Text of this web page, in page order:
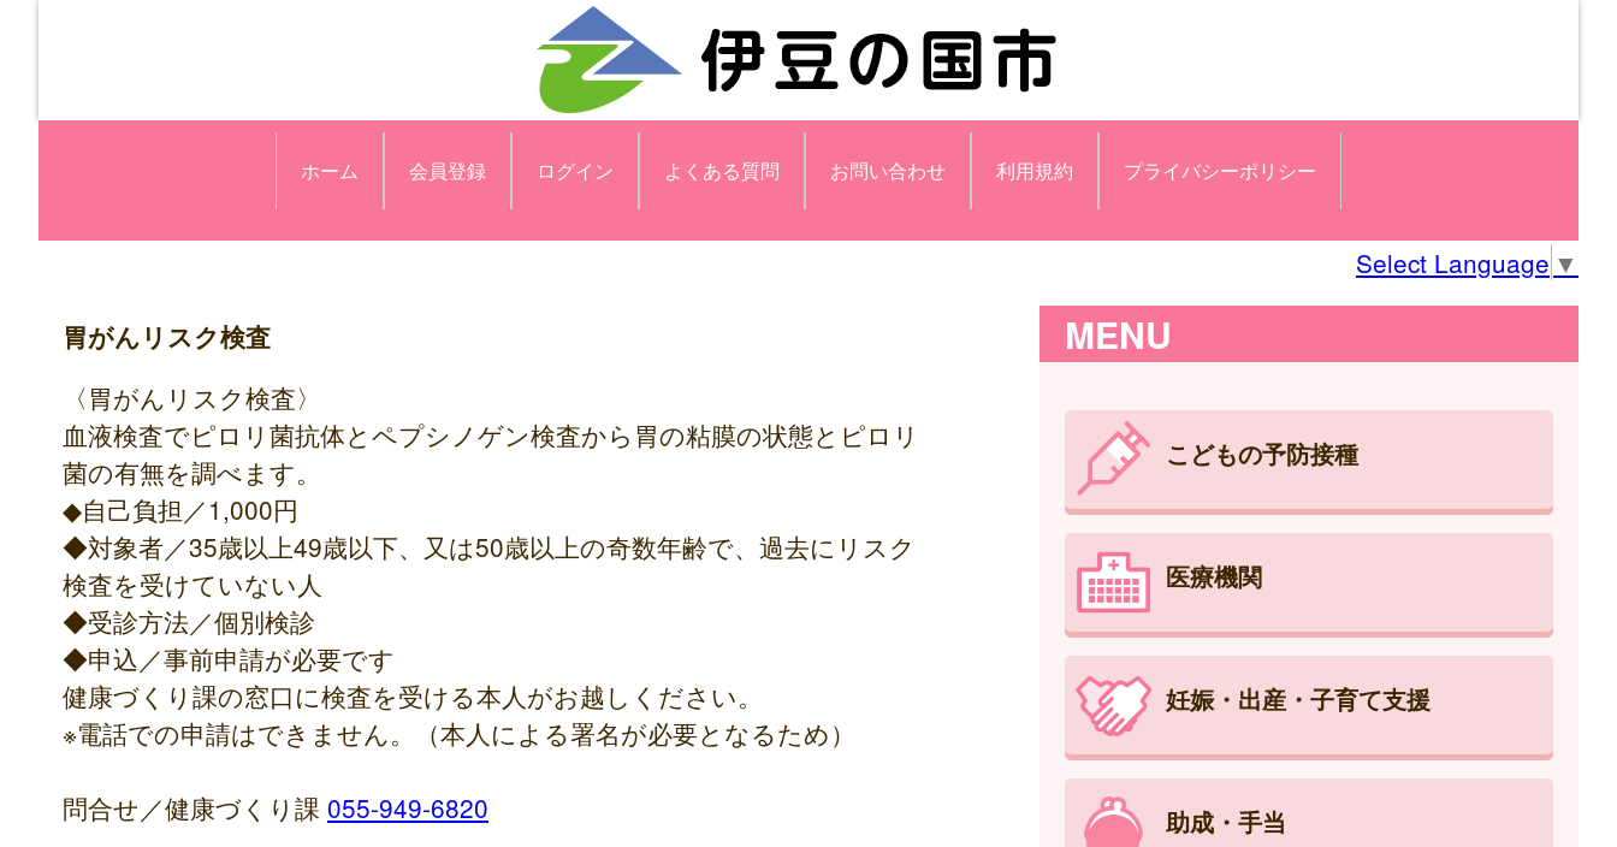
ホーム 会員登録 ログイン よくある質問 お問い合わせ 利用規約 プライバシーポリシー
Select Language ▼
胃がんリスク検査
〈胃がんリスク検査〉
血液検査でピロリ菌抗体とペプシノゲン検査から胃の粘膜の状態とピロリ
菌の有無を調べます。
◆自己負担／1,000円
◆対象者／35歳以上49歳以下、又は50歳以上の奇数年齢で、過去にリスク
検査を受けていない人
◆受診方法／個別検診
◆申込／事前申請が必要です
健康づくり課の窓口に検査を受ける本人がお越しください。
※電話での申請はできません。（本人による署名が必要となるため）
問合せ／健康づくり課 055-949-6820
MENU
こどもの予防接種
医療機関
妊娠・出産・子育て支援
助成・手当